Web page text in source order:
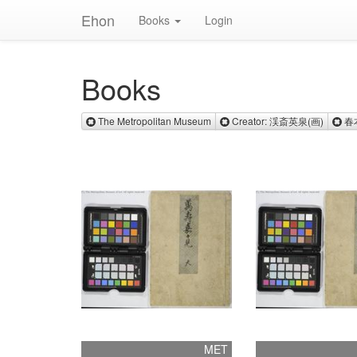
Ehon Books Login
Books
The Metropolitan MuseumRemove The Metropolitan
Creator: 渓斎英泉(画) 春
MET